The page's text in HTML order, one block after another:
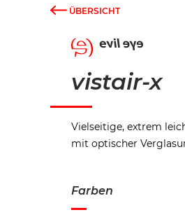
ÜBERSICHT
vistair-x
Vielseitige, extrem
mit optischer
Farben